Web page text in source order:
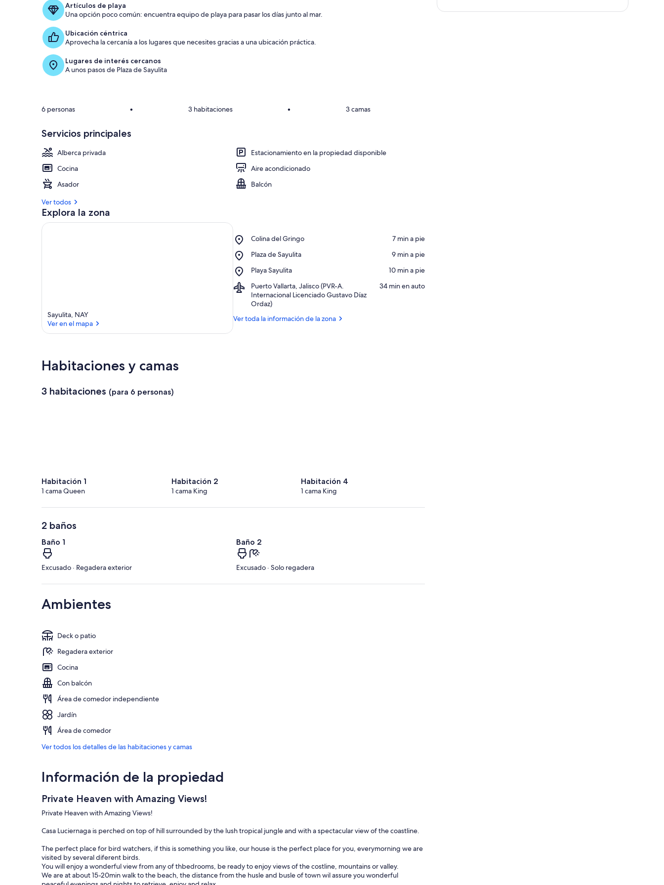
p
p
u
l
Artículos de playa
Una opción poco común: encuentra equipo de playa para pasar los días junto al mar.
Ubicación céntrica
Aprovecha la cercanía a los lugares que necesites gracias a una ubicación práctica.
Lugares de interés cercanos
A unos pasos de Plaza de Sayulita
6 personas • 3 habitaciones • 3 camas
Servicios principales
Alberca privada
Estacionamiento en la propiedad disponible
Cocina
Aire acondicionado
Asador
Balcón
Ver todos
Explora la zona
Sayulita, NAY
Ver en el mapa
Colina del Gringo
Place,
del
‪7 min a pie‬
Plaza de Sayulita
Place,
de
‪9 min a pie‬
Playa Sayulita
Place,
Sayulita
‪10 min a pie‬
Puerto Vallarta, Jalisco (PVR-A.
Internacional Licenciado Gustavo Díaz
Ordaz)
Airport,
Puerto
Vallarta,
(PVR-
‪34 min en auto‬
Ver toda la información de la zona
Habitaciones y camas
3 habitaciones (para 6 personas)
Habitación 1
1 cama Queen
Habitación 2
1 cama King
Habitación 4
1 cama King
2 baños
Baño 1
Excusado · Regadera exterior
Baño 2
Excusado · Solo regadera
Ambientes
Deck o patio
Regadera exterior
Cocina
Con balcón
Área de comedor independiente
Jardín
Área de comedor
Ver todos los detalles de las habitaciones y camas
Información de la propiedad
Private Heaven with Amazing Views!
Private Heaven with Amazing Views!
Casa Luciernaga is perched on top of hill surrounded by the lush tropical jungle and with a spectacular view of the coastline.
The perfect place for bird watchers, if this is something you like, our house is the perfect place for you, everymorning we are
visited by several diferent birds.
You will enjoy a wonderful view from any of thbedrooms, be ready to enjoy views of the costline, mountains or valley.
We are at about 15-20min walk to the beach, the distance from the husle and busle of town wil assure you wonderful